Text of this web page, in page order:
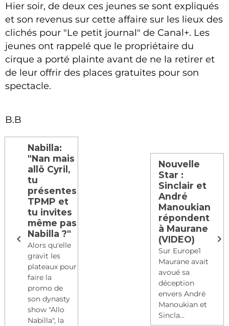
Hier soir, de deux ces jeunes se sont expliqués
et son revenus sur cette affaire sur les lieux des
clichés pour "Le petit journal" de Canal+. Les
jeunes ont rappelé que le propriétaire du
cirque a porté plainte avant de ne la retirer et
de leur offrir des places gratuites pour son
spectacle.
B.B
Nabilla:
"Nan mais
allô Cyril,
tu
présentes
TPMP et
tu invites
même pas
Nabilla ?"
Alors qu'elle
gravit les
plateaux pour
faire la
promo de
son dynasty
show "Allo
Nabilla", la
Nouvelle
Star :
Sinclair et
André
Manoukian
répondent
à Maurane
(VIDEO)
Sur Europe1
Maurane avait
avoué sa
déception
envers André
Manoukian et
Sincla...